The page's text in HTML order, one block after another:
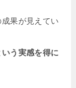
果が見えてい
う実感を得に